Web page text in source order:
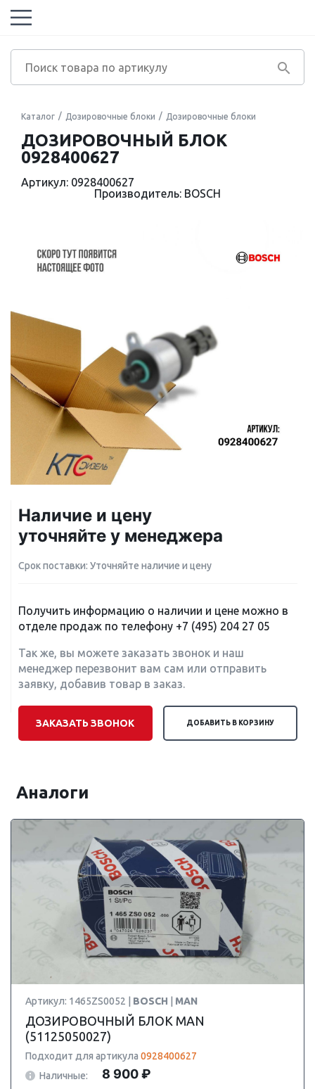
Каталог Дозировочные блоки Дозировочные блоки
ДОЗИРОВОЧНЫЙ БЛОК
0928400627
Артикул: 0928400627
Производитель: BOSCH
Наличие и цену
уточняйте у менеджера
Срок поставки: Уточняйте наличие и цену
Получить информацию о наличии и цене можно в
отделе продаж по телефону +7 (495) 204 27 05
Так же, вы можете заказать звонок и наш
менеджер перезвонит вам сам или отправить
заявку, добавив товар в заказ.
ЗАКАЗАТЬ ЗВОНОК ДОБАВИТЬ В КОРЗИНУ
Аналоги
Артикул: 1465ZS0052 | BOSCH MAN
ДОЗИРОВОЧНЫЙ БЛОК MAN
(51125050027)
Подходит для артикула 0928400627
Наличные:
8 900 ₽